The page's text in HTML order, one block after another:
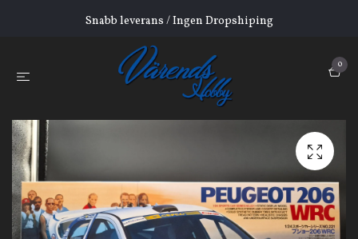
Snabb leverans / Ingen Dropshiping
0